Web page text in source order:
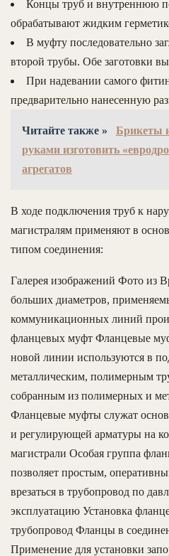
Концы труб и внутреннюю
обрабатывают жидким
В муфту последовательно
второй трубы. Обе заготовки
При надевании самого
предварительно нанесенную
Читайте также »
Брикеты
руками изготовить
агрегатов
В ходе подключения труб к
магистралям применяют в
типом соединения:
Галерея изображений Фото из
больших диаметров,
коммуникационных линий
фланцевых муфт Фланцевые
новой линии используются в
металлическим, полимерным
собранным из полимерных и
Фланцевые муфты служат
и регулирующей арматуры на
магистрали Особая группа
позволяет простым,
врезаться в трубопровод по
эксплуатацию Установка
трубопровод Фланцы в
Применение для установки